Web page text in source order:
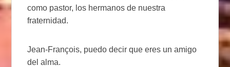
como pastor, los hermanos de nuestra
fraternidad.
Jean-François, puedo decir que eres un amigo
del alma.